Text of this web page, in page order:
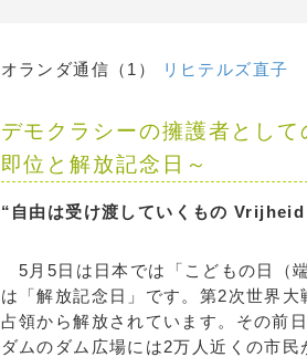
オランダ通信（1） リヒテルズ直子
デモクラシーの擁護者とし
即位と解放記念日～
“自由は受け渡していくもの
5月5日は日本では「こどもの日（
は「解放記念日」です。第2次世界
占領から解放されています。その前
ダムのダム広場には2万人近くの市